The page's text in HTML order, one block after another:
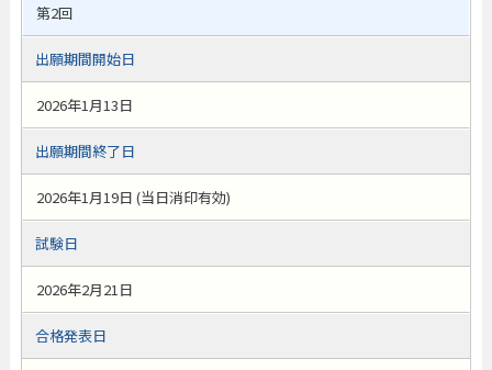
第2回
出願期間開始日
2026年1月13日
出願期間終了日
2026年1月19日 (当日消印有効)
試験日
2026年2月21日
合格発表日